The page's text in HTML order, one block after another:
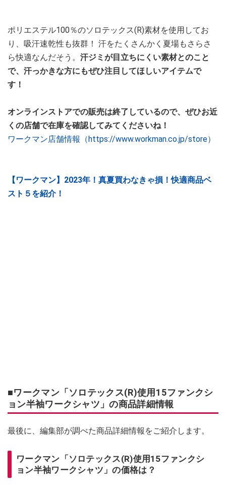
ポリエステル100％のソロテックス(R)素材を使用してお
り、吸汗速乾性も抜群！ 汗をたくさんかく夏場もさらさ
ら快適なんだそう。 汗ジミが目立ちにくい素材とのこと
で、汗っかきな方にもぜひ注目してほしいアイテムで
す！
オンラインストアでの販売は終了しているので、ぜひお近
くの店舗で在庫を確認してみてくださいね！
ワークマン店舗情報（https://www.workman.co.jp/store）
【ワークマン】2023年！真夏買わなきゃ損！快適商品ベ
スト５を紹介！
■ワークマン「ソロテックス(R)使用15ファンクシ
ョン半袖ワークシャツ」の商品詳細情報
最後に、編集部が調べた商品詳細情報をご紹介します。
ワークマン「ソロテックス(R)使用15ファンクシ
ョン半袖ワークシャツ」の価格は？